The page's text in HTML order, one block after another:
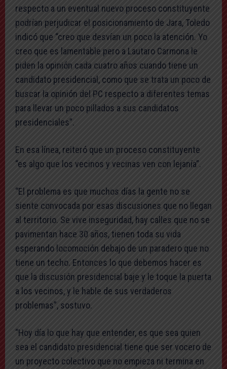
respecto a un eventual nuevo proceso constituyente
podrían perjudicar el posicionamiento de Jara, Toledo
indicó que “creo que desvían un poco la atención. Yo
creo que es lamentable pero a Lautaro Carmona le
piden la opinión cada cuatro años cuando tiene un
candidato presidencial, como que se trata un poco de
buscar la opinión del PC respecto a diferentes temas
para llevar un poco pillados a sus candidatos
presidenciales”.
En esa línea, reiteró que un proceso constituyente
“es algo que los vecinos y vecinas ven con lejanía”.
“El problema es que muchos días la gente no se
siente convocada por esas discusiones que no llegan
al territorio. Se vive inseguridad, hay calles que no se
pavimentan hace 30 años, tienen toda su vida
esperando locomoción debajo de un paradero que no
tiene un techo. Entonces lo que debemos hacer es
que la discusión presidencial baje y le toque la puerta
a los vecinos, y le hable de sus verdaderos
problemas”, sostuvo.
“Hoy día lo que hay que entender, es que sea quien
sea el candidato presidencial tiene que ser vocero de
un proyecto colectivo que no empieza ni termina en